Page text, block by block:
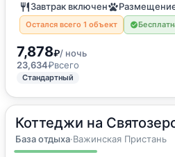
Завтрак включен
Остался всего 1 объект
7,878₽/ ночь
23,634₽всего
Стандартный
Коттеджи на
База отдыха·Важинская Пристань
200м2· до 18 гостей
Дом для отпуска